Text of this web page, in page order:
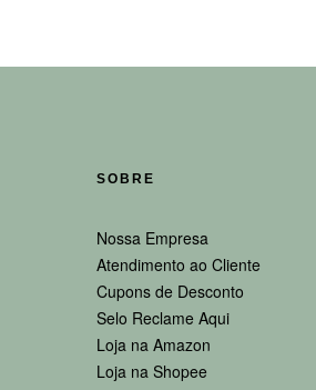
SOBRE
Nossa Empresa
Atendimento ao Cliente
Cupons de Desconto
Selo Reclame Aqui
Loja na Amazon
Loja na Shopee